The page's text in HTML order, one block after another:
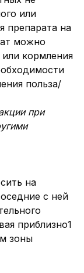
или
препарата на
можно
кормления
польза/
при
на
с ней
приблизно1
зоны